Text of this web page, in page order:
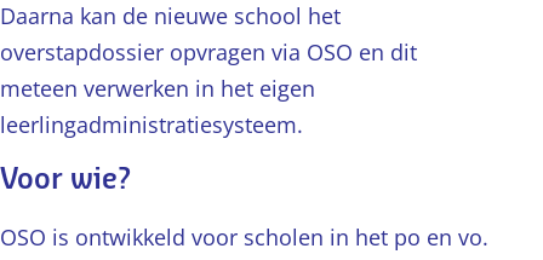
Daarna kan de nieuwe school het
overstapdossier opvragen via OSO en dit
meteen verwerken in het eigen
leerlingadministratiesysteem.
Voor wie?
OSO is ontwikkeld voor scholen in het po en vo.